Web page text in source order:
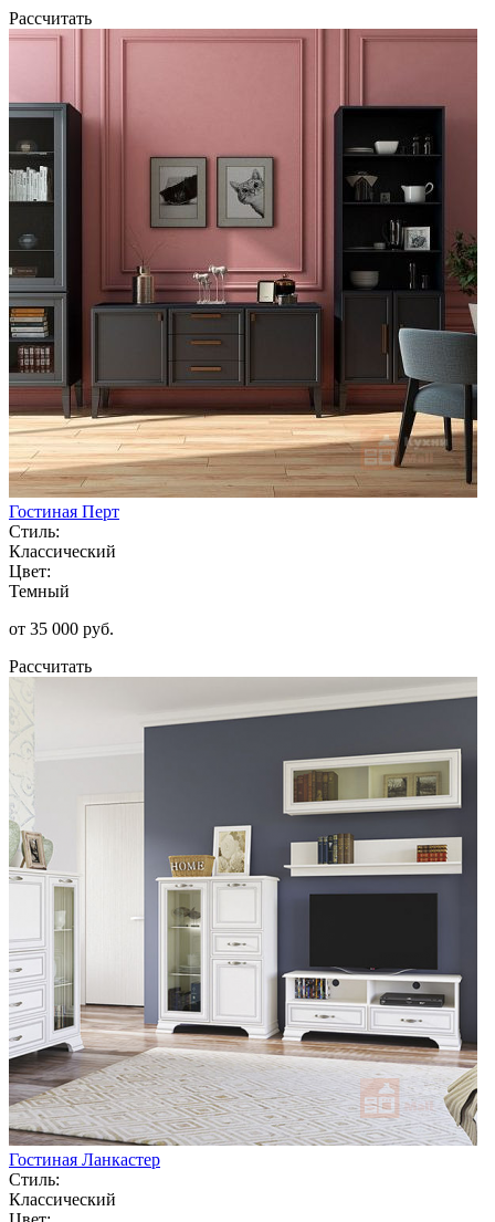
Рассчитать
Гостиная Перт
Стиль:
Классический
Цвет:
Темный
от 35 000 руб.
Рассчитать
Гостиная Ланкастер
Стиль:
Классический